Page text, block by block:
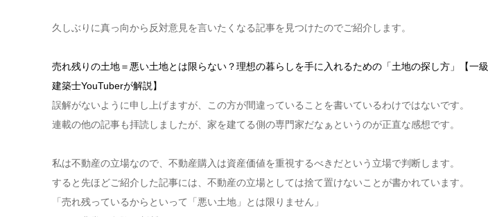
久しぶりに真っ向から反対意見を言いたくなる記事を見つけたのでご紹介します。
売れ残りの土地＝悪い土地とは限らない？理想の暮らしを手に入れるための「土地の探し方」【一級
建築士YouTuberが解説】
誤解がないように申し上げますが、この方が間違っていることを書いているわけではないです。
連載の他の記事も拝読しましたが、家を建てる側の専門家だなぁというのが正直な感想です。
私は不動産の立場なので、不動産購入は資産価値を重視するべきだという立場で判断します。
すると先ほどご紹介した記事には、不動産の立場としては捨て置けないことが書かれています。
「売れ残っているからといって「悪い土地」とは限りません」